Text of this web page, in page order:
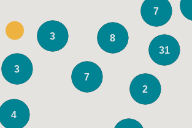
31
7
7
3
8
4
2
3